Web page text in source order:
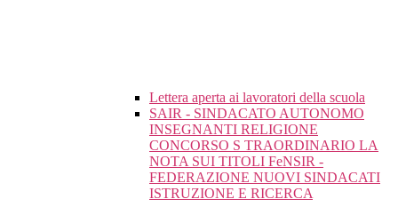
Lettera aperta ai lavoratori della scuola
SAIR - SINDACATO AUTONOMO
INSEGNANTI RELIGIONE
CONCORSO S TRAORDINARIO LA
NOTA SUI TITOLI FeNSIR -
FEDERAZIONE NUOVI SINDACATI
ISTRUZIONE E RICERCA